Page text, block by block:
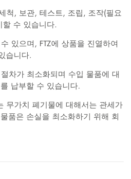
척, 보관, 테스트, 조립, 조작(필요
수 있습니다.
있으며, FTZ에 상품을 진열하여
습니다.
차가 최소화되며 수입 물품에 대
납부할 수 있습니다.
무가치 폐기물에 대해서는 관세가
품은 손실을 최소화하기 위해 회